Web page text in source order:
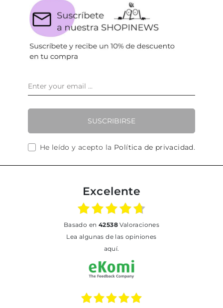
SUSCRIBIRSE
He leído y acepto la Política de privacidad.
Excelente
basado en 42538Valoraciones
Lea algunas de las opiniones
aquí.